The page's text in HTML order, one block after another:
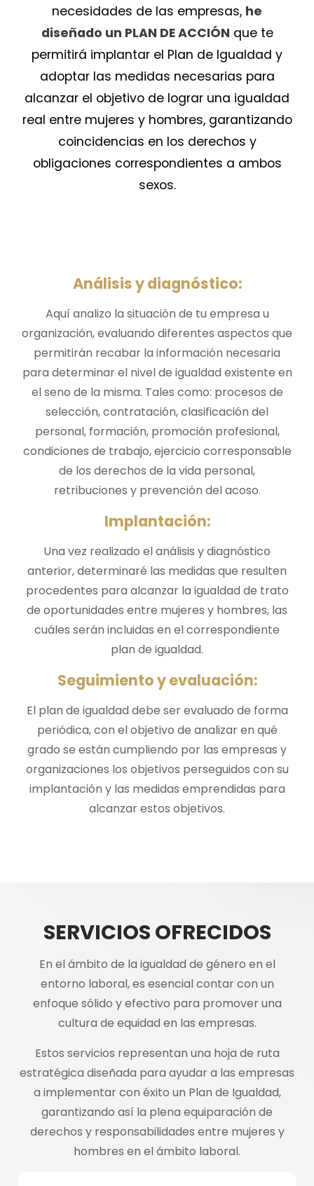
necesidades de las empresas, he
diseñado un PLAN DE ACCIÓN que te
permitirá implantar el Plan de Igualdad y
adoptar las medidas necesarias para
alcanzar el objetivo de lograr una igualdad
real entre mujeres y hombres, garantizando
coincidencias en los derechos y
obligaciones correspondientes a ambos
sexos.
Análisis y diagnóstico:
Aquí analizo la situación de tu empresa u
organización, evaluando diferentes aspectos que
permitirán recabar la información necesaria
para determinar el nivel de igualdad existente en
el seno de la misma. Tales como: procesos de
selección, contratación, clasificación del
personal, formación, promoción profesional,
condiciones de trabajo, ejercicio corresponsable
de los derechos de la vida personal,
retribuciones y prevención del acoso.
Implantación:
Una vez realizado el análisis y diagnóstico
anterior, determinaré las medidas que resulten
procedentes para alcanzar la igualdad de trato
de oportunidades entre mujeres y hombres, las
cuáles serán incluidas en el correspondiente
plan de igualdad.
Seguimiento y evaluación:
El plan de igualdad debe ser evaluado de forma
periódica, con el objetivo de analizar en qué
grado se están cumpliendo por las empresas y
organizaciones los objetivos perseguidos con su
implantación y las medidas emprendidas para
alcanzar estos objetivos.
SERVICIOS OFRECIDOS
En el ámbito de la igualdad de género en el
entorno laboral, es esencial contar con un
enfoque sólido y efectivo para promover una
cultura de equidad en las empresas.
Estos servicios representan una hoja de ruta
estratégica diseñada para ayudar a las empresas
a implementar con éxito un Plan de Igualdad,
garantizando así la plena equiparación de
derechos y responsabilidades entre mujeres y
hombres en el ámbito laboral.